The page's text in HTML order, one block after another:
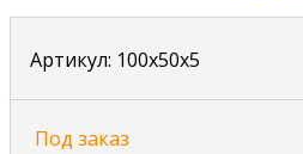
Артикул: 100х50х5
Под заказ